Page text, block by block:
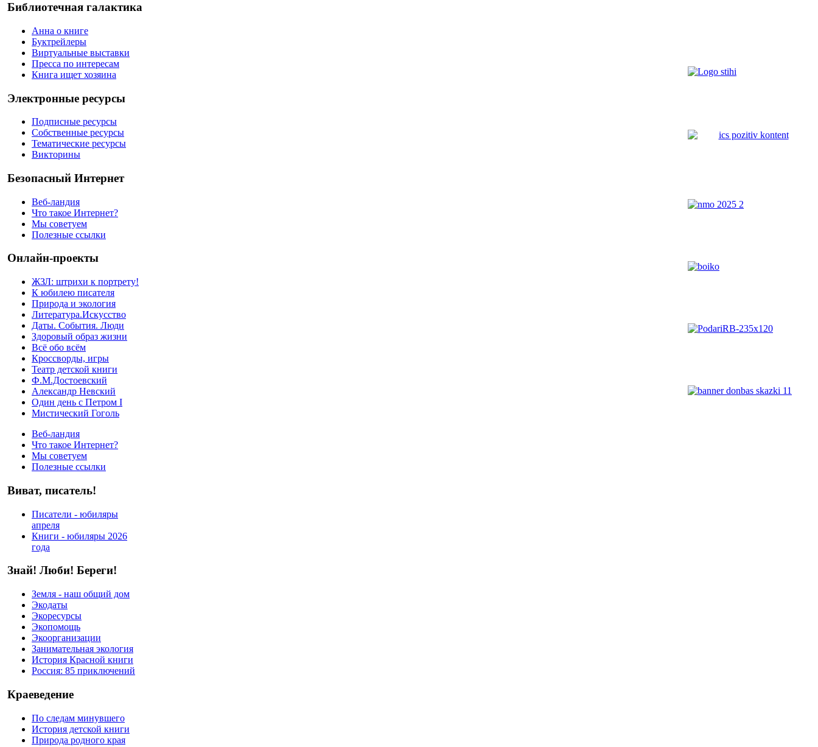
Библиотечная галактика
Анна о книге
Буктрейлеры
Виртуальные выставки
Пресса по интересам
Книга ищет хозяина
Электронные ресурсы
Подписные ресурсы
Собственные ресурсы
Тематические ресурсы
Викторины
Безопасный Интернет
Веб-ландия
Что такое Интернет?
Мы советуем
Полезные ссылки
Онлайн-проекты
ЖЗЛ: штрихи к портрету!
К юбилею писателя
Природа и экология
Литература.Искусство
Даты. События. Люди
Здоровый образ жизни
Всё обо всём
Кроссворды, игры
Театр детской книги
Ф.М.Достоевский
Александр Невский
Один день с Петром I
Мистический Гоголь
Веб-ландия
Что такое Интернет?
Мы советуем
Полезные ссылки
Виват, писатель!
Писатели - юбиляры
апреля
Книги - юбиляры 2026
года
Знай! Люби! Береги!
Земля - наш общий дом
Экодаты
Экоресурсы
Экопомощь
Экоорганизации
Занимательная экология
История Красной книги
Россия: 85 приключений
Краеведение
По следам минувшего
История детской книги
Природа родного края